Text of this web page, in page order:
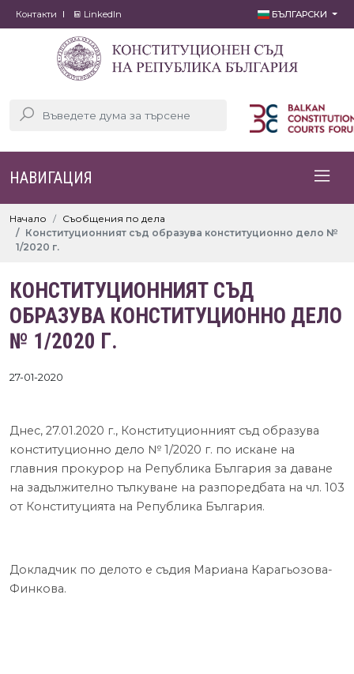
Контакти LinkedIn БЪЛГАРСКИ
НАВИГАЦИЯ
Начало
Съобщения по дела
Конституционният съд образува конституционно дело №
1/2020 г.
КОНСТИТУЦИОННИЯТ СЪД
ОБРАЗУВА КОНСТИТУЦИОННО ДЕЛО
№ 1/2020 Г.
27-01-2020
Днес, 27.01.2020 г., Конституционният съд образува
конституционно дело № 1/2020 г. по искане на
главния прокурор на Република България за даване
на задължително тълкуване на разпоредбата на чл. 103
от Конституцията на Република България.
Докладчик по делото е съдия Мариана Карагьозова-
Финкова.